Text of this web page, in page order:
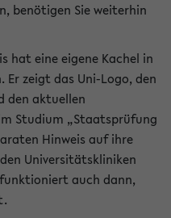
benötigen Sie weiterhin
hat eine eigene Kachel in
Er zeigt das Uni-Logo, den
den aktuellen
Studium „Staatsprüfung
Hinweis auf ihre
Universitätskliniken
auch dann,